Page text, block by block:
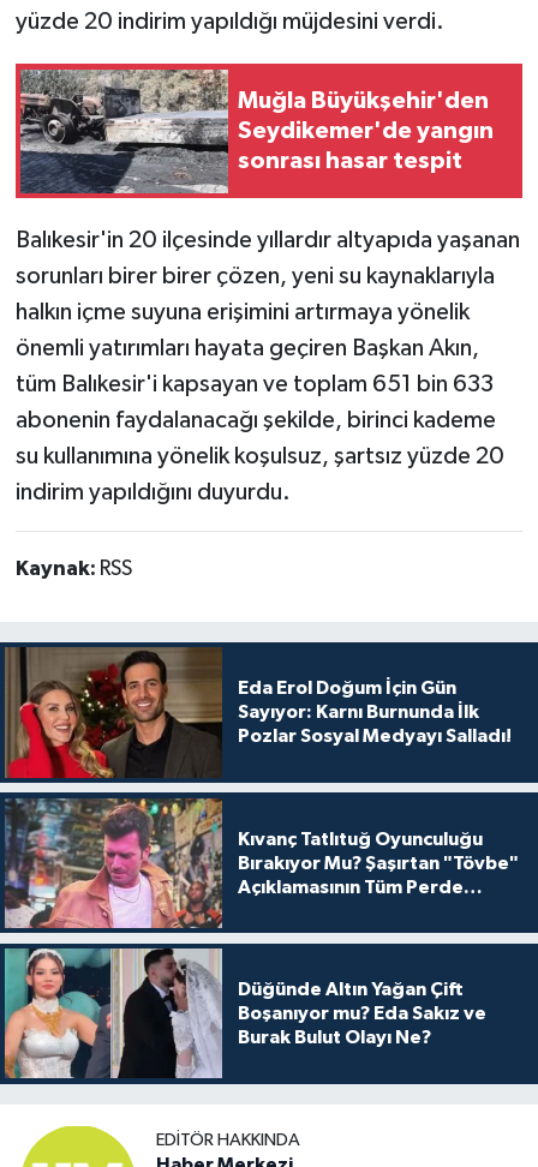
yüzde 20 indirim yapıldığı müjdesini verdi.
Muğla Büyükşehir'den
Seydikemer'de yangın
sonrası hasar tespit
Balıkesir'in 20 ilçesinde yıllardır altyapıda yaşanan
sorunları birer birer çözen, yeni su kaynaklarıyla
halkın içme suyuna erişimini artırmaya yönelik
önemli yatırımları hayata geçiren Başkan Akın,
tüm Balıkesir'i kapsayan ve toplam 651 bin 633
abonenin faydalanacağı şekilde, birinci kademe
su kullanımına yönelik koşulsuz, şartsız yüzde 20
indirim yapıldığını duyurdu.
Kaynak: RSS
Eda Erol Doğum İçin Gün
Sayıyor: Karnı Burnunda İlk
Pozlar Sosyal Medyayı Salladı!
Kıvanç Tatlıtuğ Oyunculuğu
Bırakıyor Mu? Şaşırtan "Tövbe"
Açıklamasının Tüm Perde
Düğünde Altın Yağan Çift
Boşanıyor mu? Eda Sakız ve
Burak Bulut Olayı Ne?
EDITÖR HAKKINDA